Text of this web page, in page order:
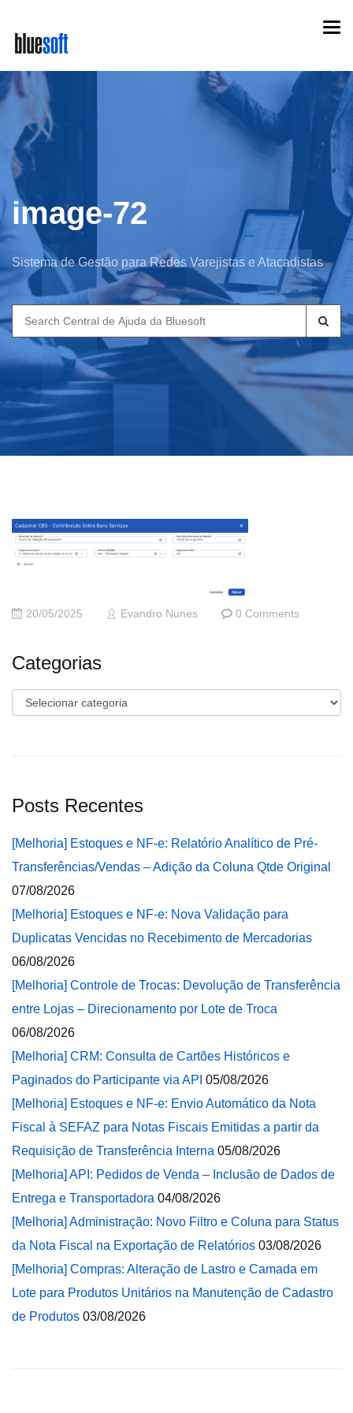
main
content
image-72
Sistema de Gestão para Redes Varejistas e Atacadistas
Search
for:
20/05/2025 Evandro Nunes 0 Comments
Categorias
Categorias
Posts Recentes
[Melhoria] Estoques e NF-e: Relatório Analítico de Pré-
Transferências/Vendas – Adição da Coluna Qtde Original
07/08/2026
[Melhoria] Estoques e NF-e: Nova Validação para
Duplicatas Vencidas no Recebimento de Mercadorias
06/08/2026
[Melhoria] Controle de Trocas: Devolução de Transferência
entre Lojas – Direcionamento por Lote de Troca
06/08/2026
[Melhoria] CRM: Consulta de Cartões Históricos e
Paginados do Participante via API 05/08/2026
[Melhoria] Estoques e NF-e: Envio Automático da Nota
Fiscal à SEFAZ para Notas Fiscais Emitidas a partir da
Requisição de Transferência Interna 05/08/2026
[Melhoria] API: Pedidos de Venda – Inclusão de Dados de
Entrega e Transportadora 04/08/2026
[Melhoria] Administração: Novo Filtro e Coluna para Status
da Nota Fiscal na Exportação de Relatórios 03/08/2026
[Melhoria] Compras: Alteração de Lastro e Camada em
Lote para Produtos Unitários na Manutenção de Cadastro
de Produtos 03/08/2026